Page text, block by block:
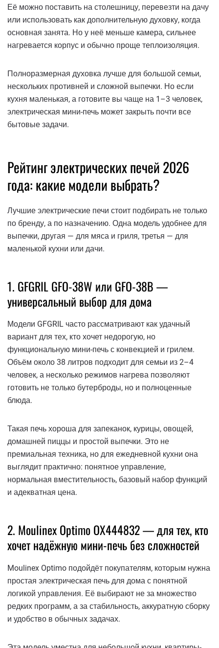
Её можно поставить на столешницу, перевезти на дачу
или использовать как дополнительную духовку, когда
основная занята. Но у неё меньше камера, сильнее
нагревается корпус и обычно проще теплоизоляция.
Полноразмерная духовка лучше для большой семьи,
нескольких противней и сложной выпечки. Но если
кухня маленькая, а готовите вы чаще на 1–3 человек,
электрическая мини-печь может закрыть почти все
бытовые задачи.
Рейтинг электрических печей 2026
года: какие модели выбрать?
Лучшие электрические печи стоит подбирать не только
по бренду, а по назначению. Одна модель удобнее для
выпечки, другая — для мяса и гриля, третья — для
маленькой кухни или дачи.
1. GFGRIL GFO-38W или GFO-38B —
универсальный выбор для дома
Модели GFGRIL часто рассматривают как удачный
вариант для тех, кто хочет недорогую, но
функциональную мини-печь с конвекцией и грилем.
Объём около 38 литров подходит для семьи из 2–4
человек, а несколько режимов нагрева позволяют
готовить не только бутерброды, но и полноценные
блюда.
Такая печь хороша для запеканок, курицы, овощей,
домашней пиццы и простой выпечки. Это не
премиальная техника, но для ежедневной кухни она
выглядит практично: понятное управление,
нормальная вместительность, базовый набор функций
и адекватная цена.
2. Moulinex Optimo OX444832 — для тех, кто
хочет надёжную мини-печь без сложностей
Moulinex Optimo подойдёт покупателям, которым нужна
простая электрическая печь для дома с понятной
логикой управления. Её выбирают не за множество
редких программ, а за стабильность, аккуратную сборку
и удобство в обычных задачах.